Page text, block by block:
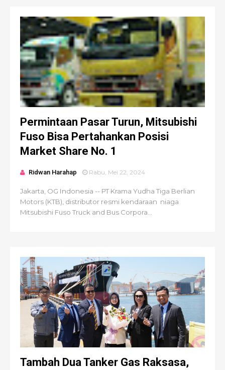
Permintaan Pasar Turun, Mitsubishi
Fuso Bisa Pertahankan Posisi
Market Share No. 1
Ridwan Harahap Rabu, Mei 22, 2024
Jakarta, OG Indonesia -- PT Krama Yudha Tiga Berlian
Motors (KTB), distributor resmi kendaraan niaga
Mitsubishi Fuso Truck and Bus Corpora...
Tambah Dua Tanker Gas Raksasa,